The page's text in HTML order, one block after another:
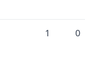
1 0